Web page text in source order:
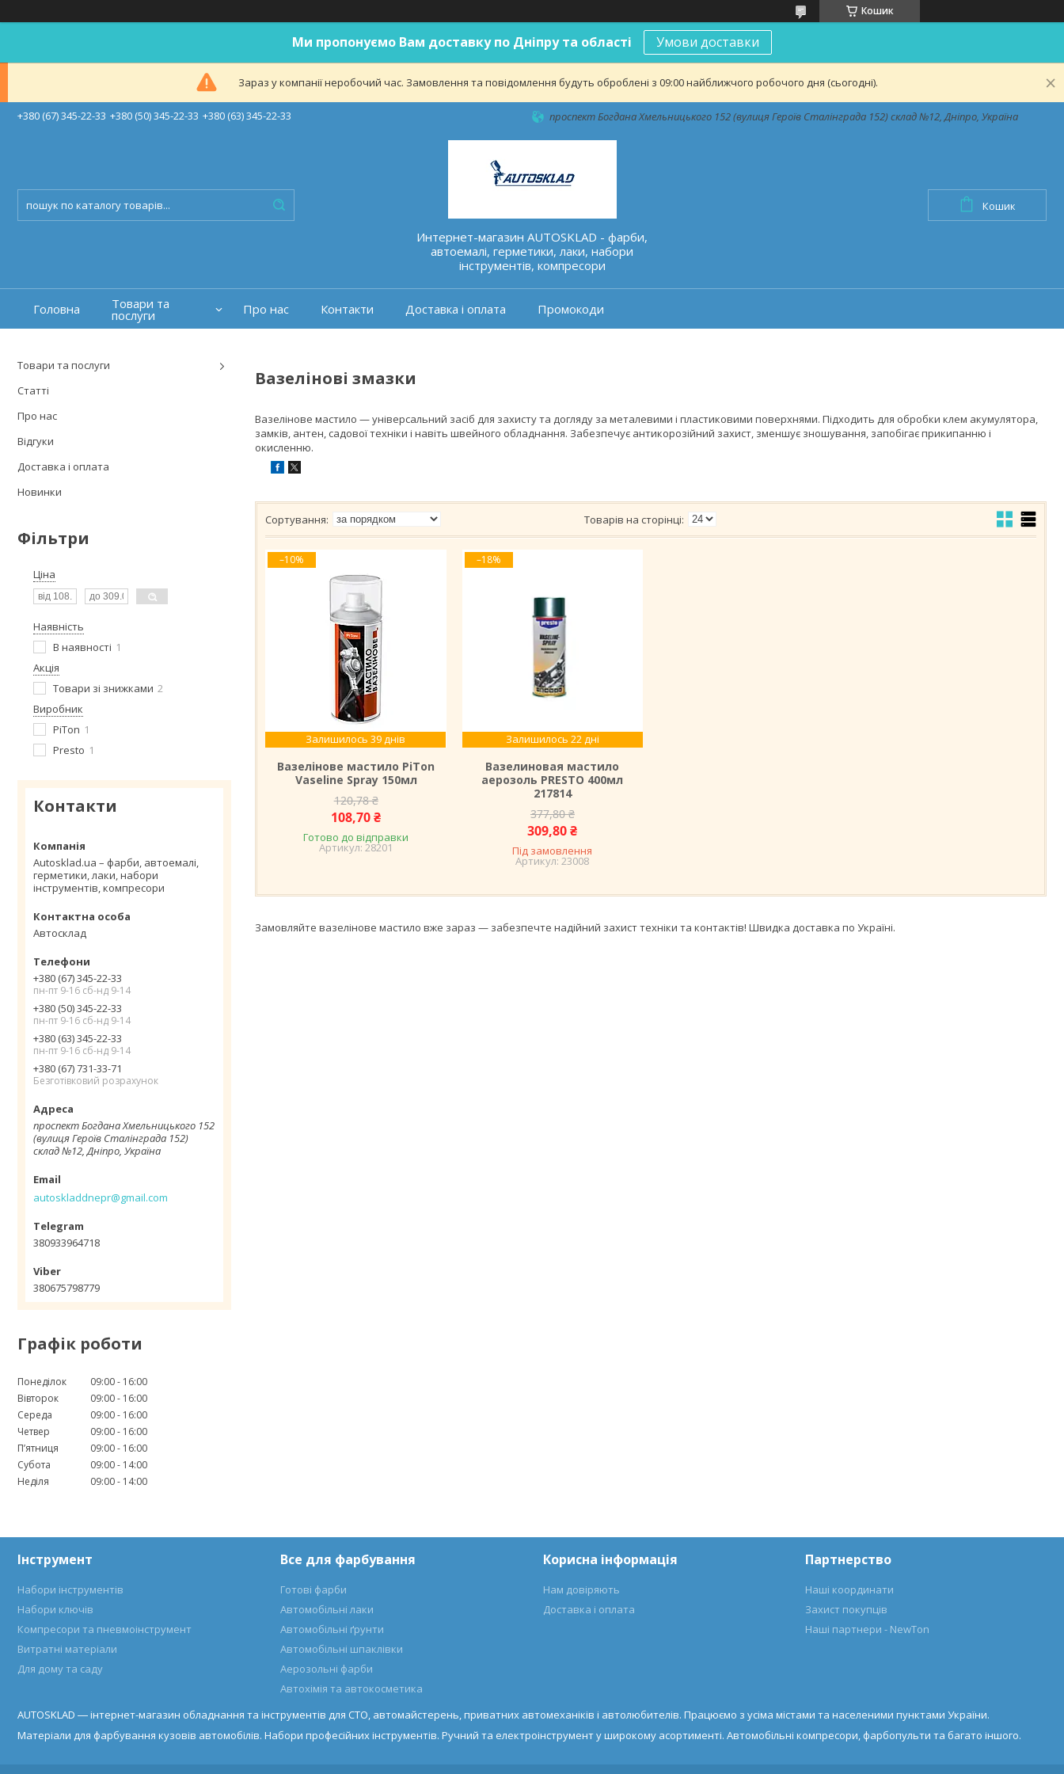
Кошик
Ми пропонуємо Вам доставку по Дніпру та області Умови доставки
Зараз у компанії неробочий час. Замовлення та повідомлення будуть оброблені з 09:00 найближчого робочого дня (сьогодні).
+380 (67) 345-22-33 +380 (50) 345-22-33 +380 (63) 345-22-33 проспект Богдана Хмельницького 152 (вулиця Героїв Сталінграда 152) склад №12, Дніпро, Україна
Интернет-магазин AUTOSKLAD - фарби,
автоемалі, герметики, лаки, набори
інструментів, компресори
Кошик
Головна Товари та
послуги Про нас Контакти Доставка і оплата Промокоди
Товари та послуги
Статті
Про нас
Відгуки
Доставка і оплата
Новинки
Фільтри
Ціна
Наявність
В наявності 1
Акція
Товари зі знижками 2
Виробник
PiTon 1
Presto 1
Контакти
Autosklad.ua – фарби, автоемалі,
герметики, лаки, набори
інструментів, компресори
Автосклад
+380 (67) 345-22-33
пн-пт 9-16 сб-нд 9-14
+380 (50) 345-22-33
пн-пт 9-16 сб-нд 9-14
+380 (63) 345-22-33
пн-пт 9-16 сб-нд 9-14
+380 (67) 731-33-71
Безготівковий розрахунок
проспект Богдана Хмельницького 152
(вулиця Героїв Сталінграда 152)
склад №12, Дніпро, Україна
autoskladdnepr@gmail.com
380933964718
380675798779
Графік роботи
Понеділок 09:00
16:00
Вівторок
09:00
16:00
Середа
09:00
16:00
Четвер
09:00
16:00
Пʼятниця
09:00
16:00
Субота
09:00
14:00
Неділя
09:00 14:00
Вазелінові змазки
Вазелінове мастило — універсальний засіб для захисту та догляду за металевими і пластиковими поверхнями. Підходить для обробки клем акумулятора,
замків, антен, садової техніки і навіть швейного обладнання. Забезпечує антикорозійний захист, зменшує зношування, запобігає прикипанню і
окисленню.
–10%
Залишилось 39 днів
Вазелінове мастило PiTon
Vaseline Spray 150мл
120,78 ₴
108,70 ₴
Готово до відправки
28201
–18%
Залишилось 22 дні
Вазелиновая мастило
аерозоль PRESTO 400мл
217814
377,80 ₴
309,80 ₴
Під замовлення
23008
Замовляйте вазелінове мастило вже зараз — забезпечте надійний захист техніки та контактів! Швидка доставка по Україні.
Інструмент
Набори інструментів
Набори ключів
Компресори та пневмоінструмент
Витратні матеріали
Для дому та саду
Все для фарбування
Готові фарби
Автомобільні лаки
Автомобільні ґрунти
Автомобільні шпаклівки
Аерозольні фарби
Автохімія та автокосметика
Корисна інформація
Нам довіряють
Доставка і оплата
Партнерство
Наші координати
Захист покупців
Наші партнери - NewTon
AUTOSKLAD ― інтернет-магазин обладнання та інструментів для СТО, автомайстерень, приватних автомеханіків і автолюбителів. Працюємо з усіма містами та населеними пунктами України.
Матеріали для фарбування кузовів автомобілів. Набори професійних інструментів. Ручний та електроінструмент у широкому асортименті. Автомобільні компресори, фарбопульти та багато іншого.